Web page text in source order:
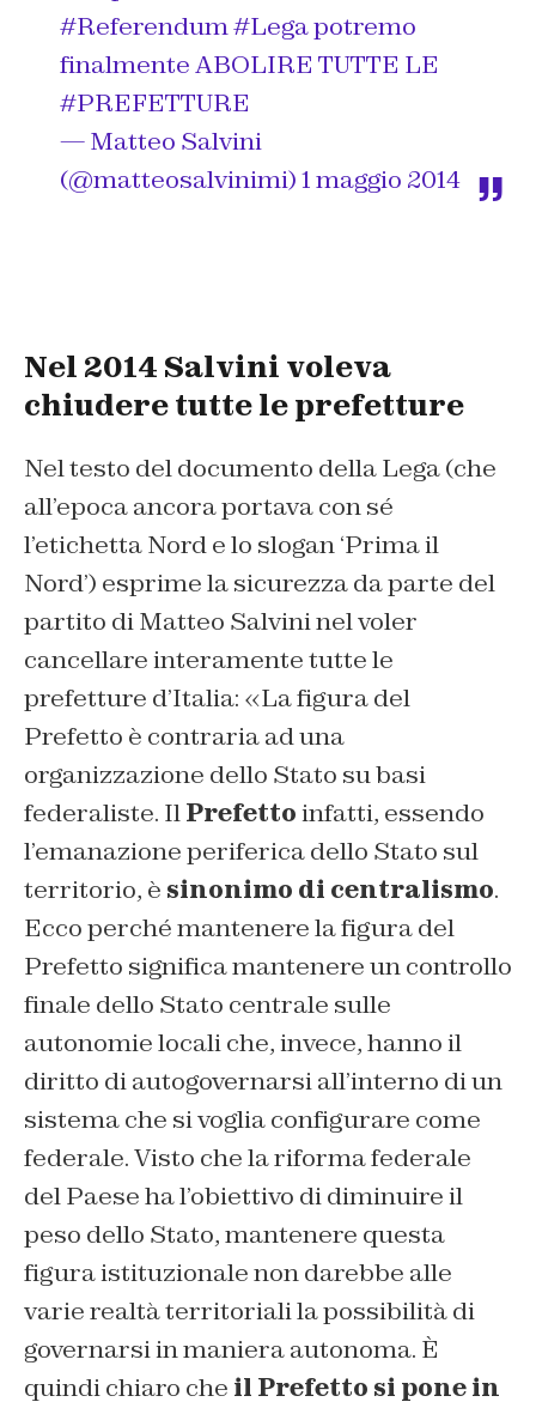
#Referendum#Legapotremo
finalmente ABOLIRE TUTTE LE
#PREFETTURE
— Matteo Salvini
(@matteosalvinimi)1 maggio 2014
Nel 2014 Salvini voleva
chiudere tutte le prefetture
Nel testo del documento della Lega (che
all’epoca ancora portava con sé
l’etichetta Nord e lo slogan ‘Prima il
Nord’) esprime la sicurezza da parte del
partito di Matteo Salvini nel voler
cancellare interamente tutte le
prefetture d’Italia: «La figura del
Prefetto è contraria ad una
organizzazione dello Stato su basi
federaliste. IlPrefettoinfatti, essendo
l’emanazione periferica dello Stato sul
territorio, è sinonimo di centralismo.
Ecco perché mantenere la figura del
Prefetto significa mantenere un controllo
finale dello Stato centrale sulle
autonomie locali che, invece, hanno il
diritto di autogovernarsi all’interno di un
sistema che si voglia configurare come
federale. Visto che la riforma federale
del Paese ha l’obiettivo di diminuire il
peso dello Stato, mantenere questa
figura istituzionale non darebbe alle
varie realtà territoriali la possibilità di
governarsi in maniera autonoma. È
quindi chiaro che il Prefetto si pone in